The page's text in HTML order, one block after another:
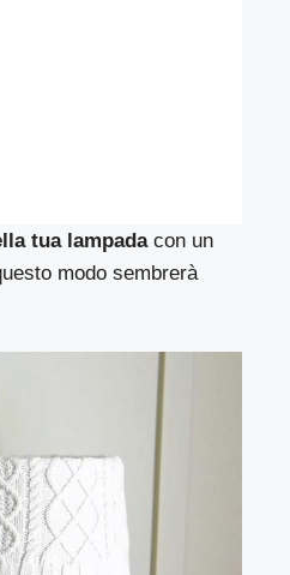
tua lampadacon un
modo sembrerà